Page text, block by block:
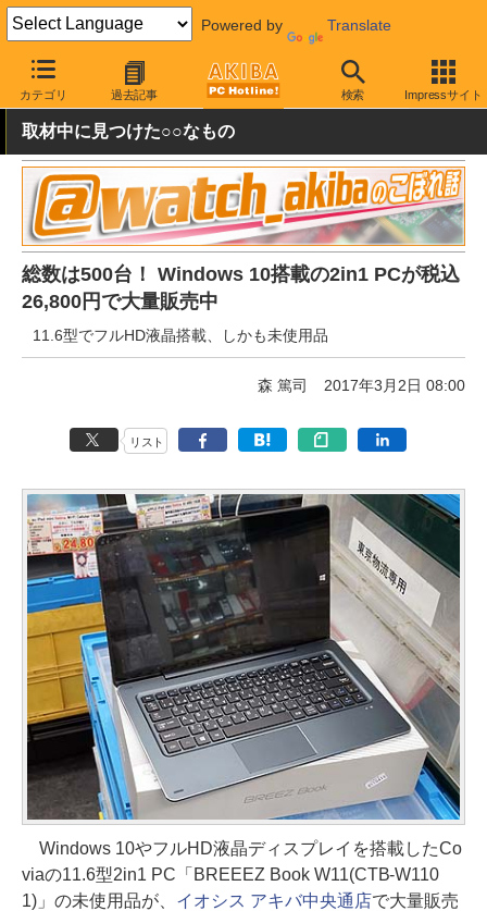
Powered by Translate
カテゴリ 過去記事 検索 Impressサイト
AKIBA PC Hotline! 秋葉原情報 価格情報 特価情報
取材中に見つけた○○なもの
総数は500台！ Windows 10搭載の2in1 PCが税込
26,800円で大量販売中
11.6型でフルHD液晶搭載、しかも未使用品
森 篤司 2017年3月2日 08:00
リスト
Windows 10やフルHD液晶ディスプレイを搭載したCo
viaの11.6型2in1 PC「BREEEZ Book W11(CTB-W110
1)」の未使用品が、 イオシス アキバ中央通店で大量販売